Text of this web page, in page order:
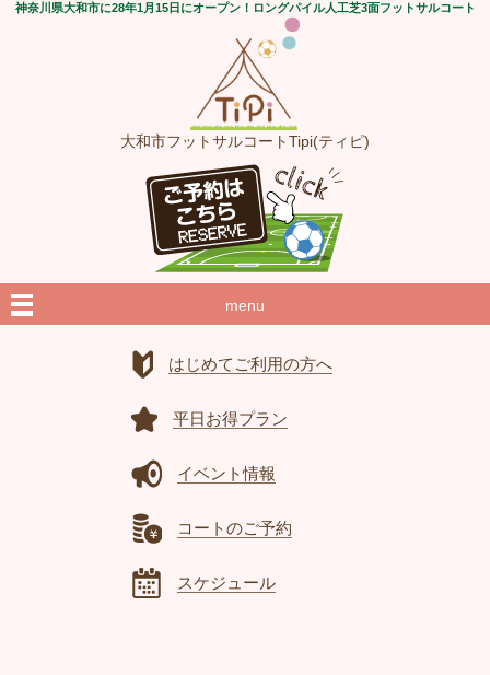
神奈川県大和市に28年1月15日にオープン！ロングパイル人工芝3面フットサルコート
大和市フットサルコートTipi(ティピ)
menu
はじめてご利用の方へ
平日お得プラン
イベント情報
コートのご予約
スケジュール